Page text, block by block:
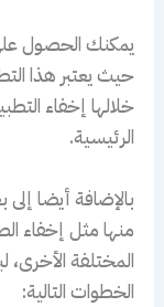
يمكنك الحصول
حيث يعتبر هذا
خلالها إخفاء
الرئيسية.
بالإضافة أيضا
منها مثل إخفاء
المختلفة
الخطوات التالية: